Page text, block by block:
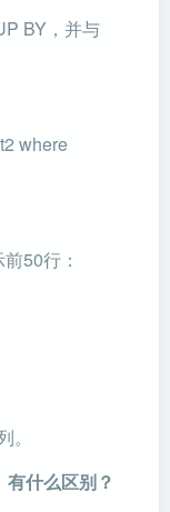
BY，并与
where
50行：
什么区别？